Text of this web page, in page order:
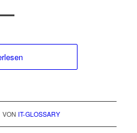
VON IT-GLOSSARY